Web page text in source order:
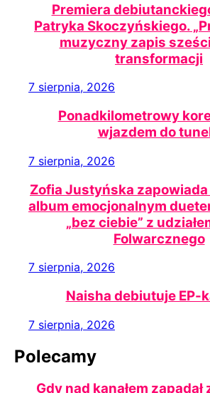
Premiera
Patryka Skoczyńskiego.
muzyczny zapis
transformacji
7 sierpnia, 2026
Ponadkilometrowy
wjazdem do
7 sierpnia, 2026
Zofia Justyńska
album emocjonalnym
„bez ciebie” z
Folwarcznego
7 sierpnia, 2026
Naisha debiutuje EP-
7 sierpnia, 2026
Polecamy
Gdy nad kanałem